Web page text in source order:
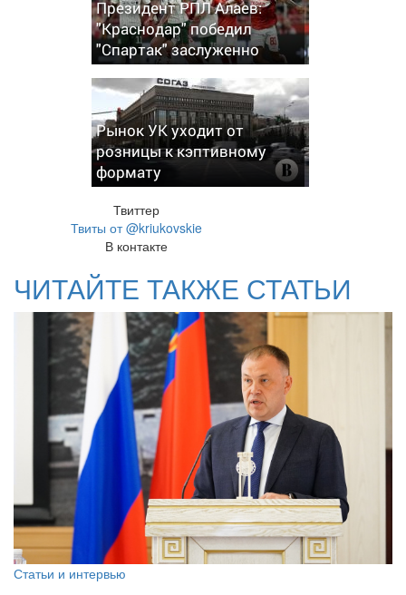
Президент РПЛ Алаев:
"Краснодар" победил
"Спартак" заслуженно
Рынок УК уходит от
розницы к кэптивному
формату
Твиттер
Твиты от @kriukovskie
В контакте
ЧИТАЙТЕ ТАКЖЕ СТАТЬИ
Статьи и интервью